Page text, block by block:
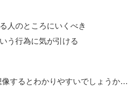
人のところにいくべき
う行為に気が引ける
するとわかりやすいでしょうか…